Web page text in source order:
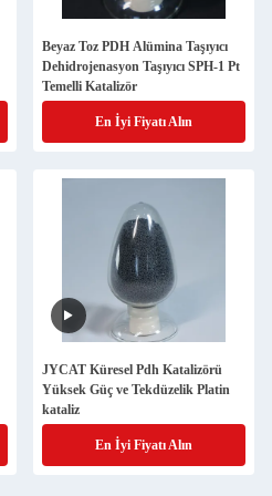
Beyaz Toz PDH Alümina Taşıyıcı
Dehidrojenasyon Taşıyıcı SPH-1 Pt
Temelli Katalizör
En İyi Fiyatı Alın
JYCAT Küresel Pdh Katalizörü
Yüksek Güç ve Tekdüzelik Platin
kataliz
En İyi Fiyatı Alın